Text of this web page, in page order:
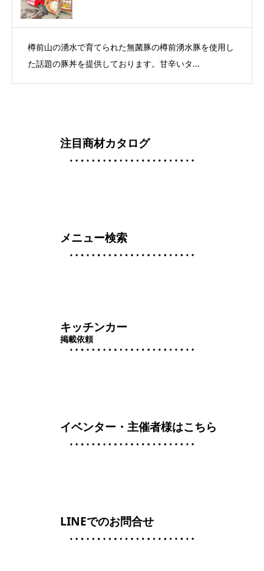
樽前山の湧水で育てられた無菌豚の樽前湧水豚を使用し
た話題の豚丼を提供しております。甘辛いタ...
注目商材カタログ
メニュー検索
キッチンカー
掲載依頼
イベンター・主催者様はこちら
LINEでのお問合せ